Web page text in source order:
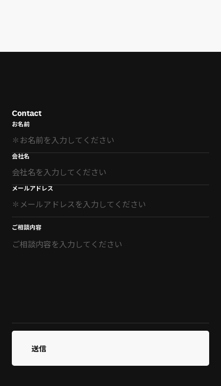
Contact
お名前
会社名
メールアドレス
ご相談内容
送信